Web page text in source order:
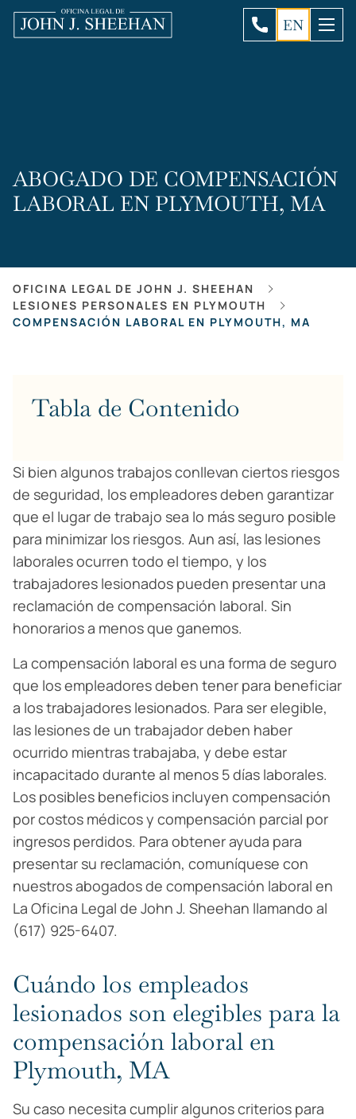
EN
ABOGADO DE COMPENSACIÓN
LABORAL EN PLYMOUTH, MA
OFICINA LEGAL DE JOHN J. SHEEHAN
LESIONES PERSONALES EN PLYMOUTH
COMPENSACIÓN LABORAL EN PLYMOUTH, MA
Tabla de Contenido
Si bien algunos trabajos conllevan ciertos riesgos
de seguridad, los empleadores deben garantizar
que el lugar de trabajo sea lo más seguro posible
para minimizar los riesgos. Aun así, las lesiones
laborales ocurren todo el tiempo, y los
trabajadores lesionados pueden presentar una
reclamación de compensación laboral. Sin
honorarios a menos que ganemos.
La compensación laboral es una forma de seguro
que los empleadores deben tener para beneficiar
a los trabajadores lesionados. Para ser elegible,
las lesiones de un trabajador deben haber
ocurrido mientras trabajaba, y debe estar
incapacitado durante al menos 5 días laborales.
Los posibles beneficios incluyen compensación
por costos médicos y compensación parcial por
ingresos perdidos. Para obtener ayuda para
presentar su reclamación, comuníquese con
nuestros abogados de compensación laboral en
La Oficina Legal de John J. Sheehan llamando al
(617) 925-6407.
Cuándo los empleados
lesionados son elegibles para la
compensación laboral en
Plymouth, MA
Su caso necesita cumplir algunos criterios para